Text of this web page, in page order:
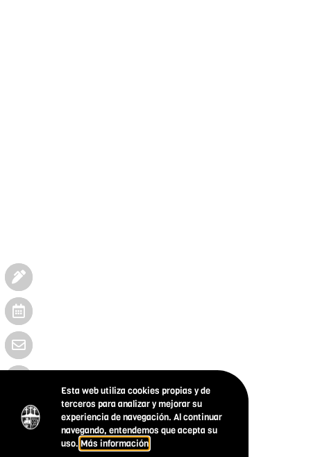
Esta web utiliza cookies propias y de
terceros para analizar y mejorar su
experiencia de navegación. Al continuar
navegando, entendemos que acepta su
uso. Más información